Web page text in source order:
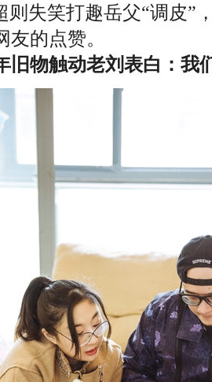
则失笑打趣岳父“调皮”
的点赞。
旧物触动老刘表白：我